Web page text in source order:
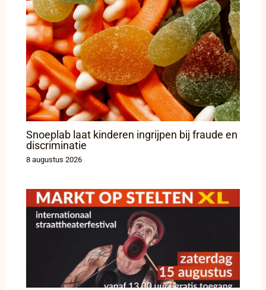
Snoeplab laat kinderen ingrijpen bij fraude en
discriminatie
8 augustus 2026